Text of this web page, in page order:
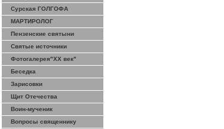
Сурская ГОЛГОФА
МАРТИРОЛОГ
Пензенские святыни
Святые источники
Фотогалерея"ХХ век"
Беседка
Зарисовки
Щит Отечества
Воин-мученик
Вопросы священнику